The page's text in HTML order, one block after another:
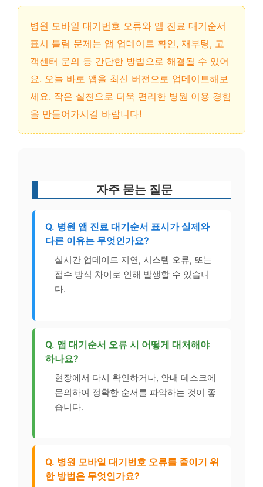
병원 모바일 대기번호 오류와 앱 진료 대기순서
표시 틀림 문제는 앱 업데이트 확인, 재부팅, 고
객센터 문의 등 간단한 방법으로 해결될 수 있어
요. 오늘 바로 앱을 최신 버전으로 업데이트해보
세요. 작은 실천으로 더욱 편리한 병원 이용 경험
을 만들어가시길 바랍니다!
자주 묻는 질문
Q. 병원 앱 진료 대기순서 표시가 실제와
다른 이유는 무엇인가요?
실시간 업데이트 지연, 시스템 오류, 또는
접수 방식 차이로 인해 발생할 수 있습니
다.
Q. 앱 대기순서 오류 시 어떻게 대처해야
하나요?
현장에서 다시 확인하거나, 안내 데스크에
문의하여 정확한 순서를 파악하는 것이 좋
습니다.
Q. 병원 모바일 대기번호 오류를 줄이기 위
한 방법은 무엇인가요?